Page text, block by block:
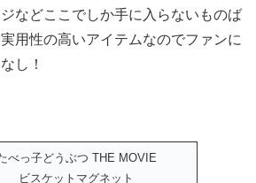
などここでしか手に入らないものば
用性の高いアイテムなのでファンに
し！
子どうぶつ THE MOVIE
ビスケットマグネット